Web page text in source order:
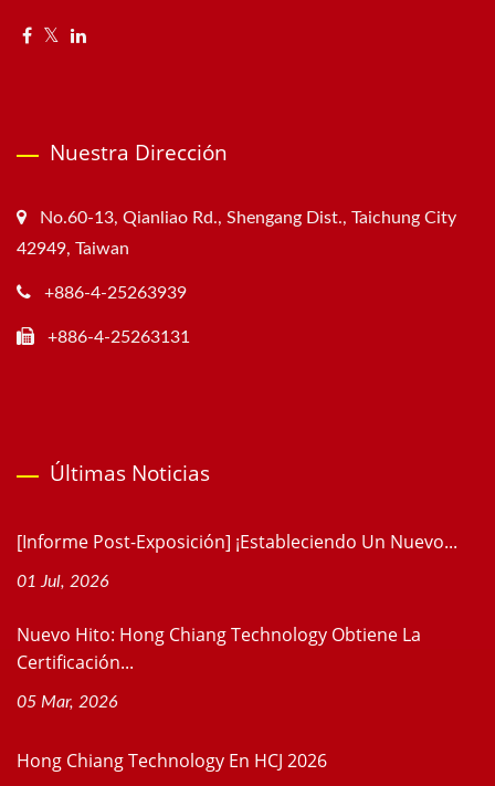
Nuestra Dirección
No.60-13, Qianliao Rd., Shengang Dist., Taichung City
42949, Taiwan
+886-4-25263939
+886-4-25263131
Últimas Noticias
[Informe Post-Exposición] ¡Estableciendo Un Nuevo...
01 Jul, 2026
Nuevo Hito: Hong Chiang Technology Obtiene La
Certificación...
05 Mar, 2026
Hong Chiang Technology En HCJ 2026